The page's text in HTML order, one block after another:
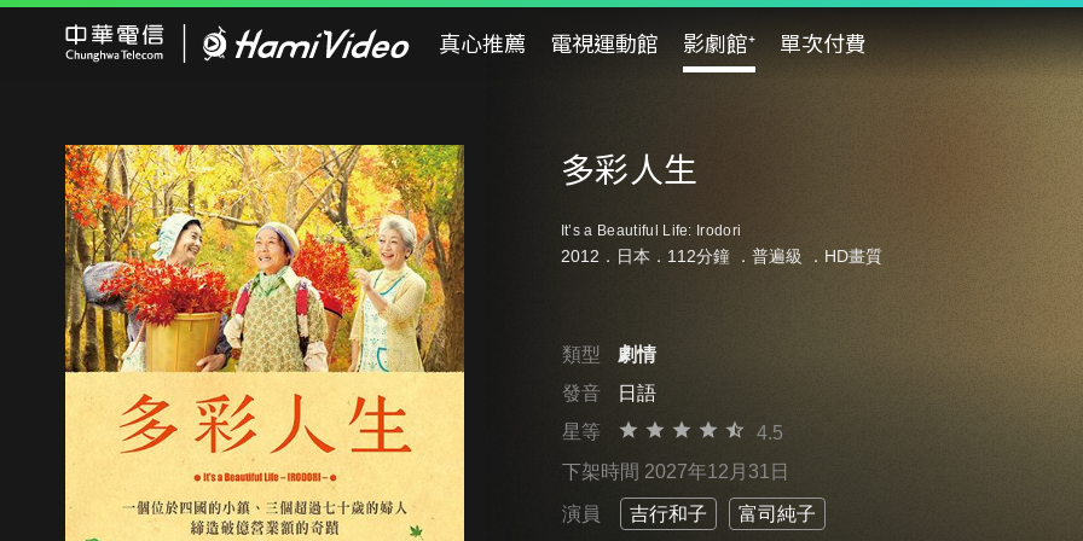
真心推薦 電視運動館 影劇館⁺ 單次付費
多彩人生
It’s a Beautiful Life: Irodori
2012．日本．112分鐘 ． 普遍級 ．HD畫質
類型
劇情
發音
日語
星等
4.5
下架時間 2027年12月31日
演員 吉行和子 富司純子